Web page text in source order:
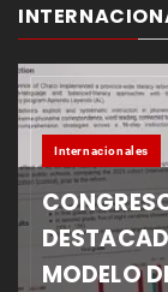
Internacionales
MODELO